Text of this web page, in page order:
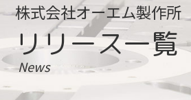
株式会社オーエム製作所
リリース一覧
News